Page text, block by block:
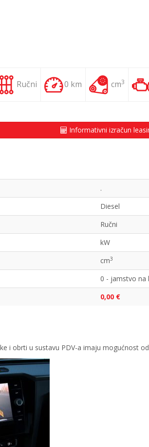
Ručni 0 km cm3
Informativni izračun
.
Diesel
Ručni
kW
cm3
0 - jamstvo na
0,00 €
i obrti u sustavu PDV-a imaju mogućnost